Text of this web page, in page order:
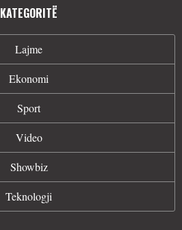
KATEGORITË
Lajme
Ekonomi
Sport
Video
Showbiz
Teknologji